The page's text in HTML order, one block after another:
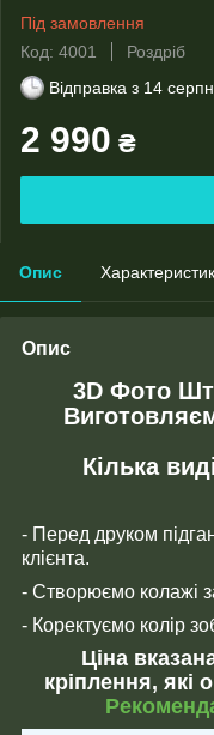
Під замовлення
Код: 4001
Роздріб
Відправка з 14
2 990 ₴
Опис
Опис
3D Фото
Кілька
- Перед друком
клієнта.
- Створюємо колажі
- Коректуємо колір
Ціна
кріплення, які